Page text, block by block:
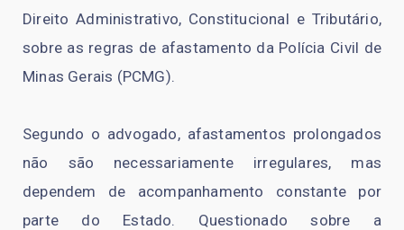
Direito Administrativo, Constitucional e Tributário,
sobre as regras de afastamento da Polícia Civil de
Minas Gerais (PCMG).
Segundo o advogado, afastamentos prolongados
não são necessariamente irregulares, mas
dependem de acompanhamento constante por
parte do Estado. Questionado sobre a